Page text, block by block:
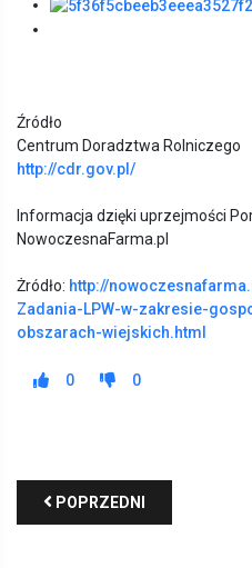
Źródło
Centrum Doradztwa Rolniczego
http://cdr.gov.pl/
Informacja dzięki uprzejmości
NowoczesnaFarma.pl
Żródło: http://
Zadania-LPW-w-zakresie-
obszarach-wiejskich.html
0 0
POPRZEDNI